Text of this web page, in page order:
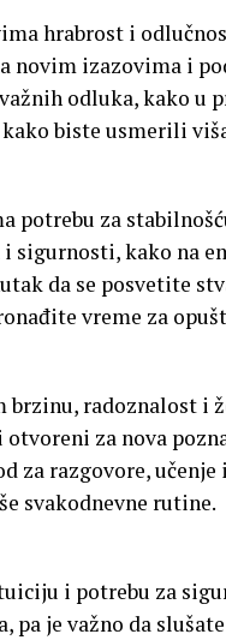
hrabrost i
izazovima i
odluka, kako u
biste usmerili
potrebu za
sigurnosti, kako na
da se posvetite
vreme za
radoznalost i
za nova
za razgovore,
svakodnevne rutine.
i potrebu za
je važno da